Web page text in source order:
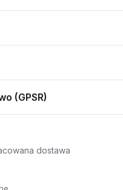
(GPSR)
dostawa